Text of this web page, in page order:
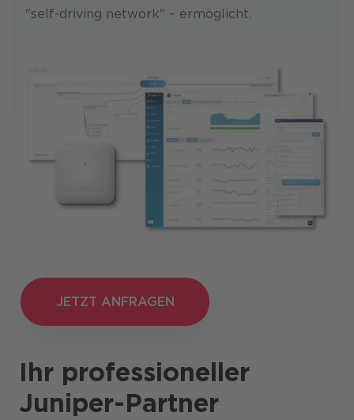
"self-driving network" – ermöglicht.
JETZT ANFRAGEN
JETZT ANFRAGEN
Ihr professioneller
Juniper-Partner